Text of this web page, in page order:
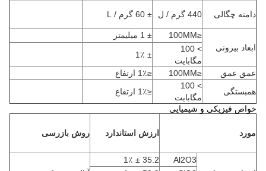
دامنه چگالی 440 گرم / ل ± 60 گرم / L
ابعاد بیرونی
≤100MM
± 1 میلیمتر
> 100
مگابایت
± 1٪
عمق عمق
≤100MM
≤1٪ ارتفاع
همبستگی
> 100
مگابایت
≤1٪ ارتفاع
خواص فیزیکی و شیمیایی
مورد ارزش استاندارد روش بازرسی
Al2O3
35.2 ± 1٪